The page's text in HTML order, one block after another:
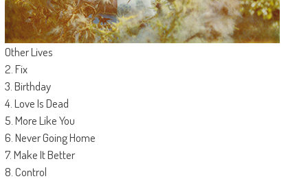
Other Lives
2. Fix
3. Birthday
4. Love Is Dead
5. More Like You
6. Never Going Home
7. Make It Better
8. Control